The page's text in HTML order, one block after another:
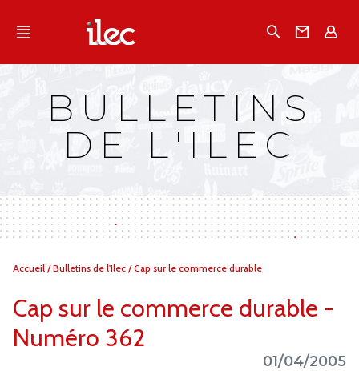
Qu'est-ce que l’Ilec
Campagnes multimarques
Dans la presse
BULLETINS
DE L'ILEC
Vous
Accueil /Bulletins de l'Ilec /Cap sur le commerce durable
Cap sur le commerce durable -
Numéro 362
01/04/2005